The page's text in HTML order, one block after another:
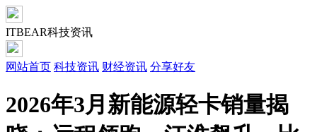
ITBEAR科技资讯
网站首页 科技资讯 财经资讯 分享好友
2026年3月新能源轻卡销量揭